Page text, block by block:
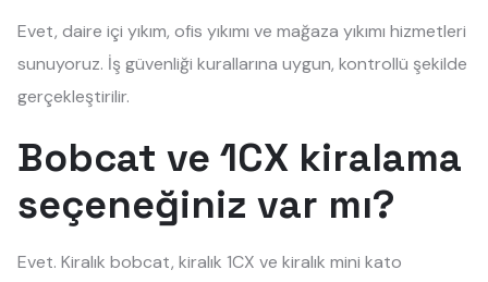
Evet, daire içi yıkım, ofis yıkımı ve mağaza yıkımı hizmetleri
sunuyoruz. İş güvenliği kurallarına uygun, kontrollü şekilde
gerçekleştirilir.
Bobcat ve 1CX kiralama
seçeneğiniz var mı?
Evet. Kiralık bobcat, kiralık 1CX ve kiralık mini kato